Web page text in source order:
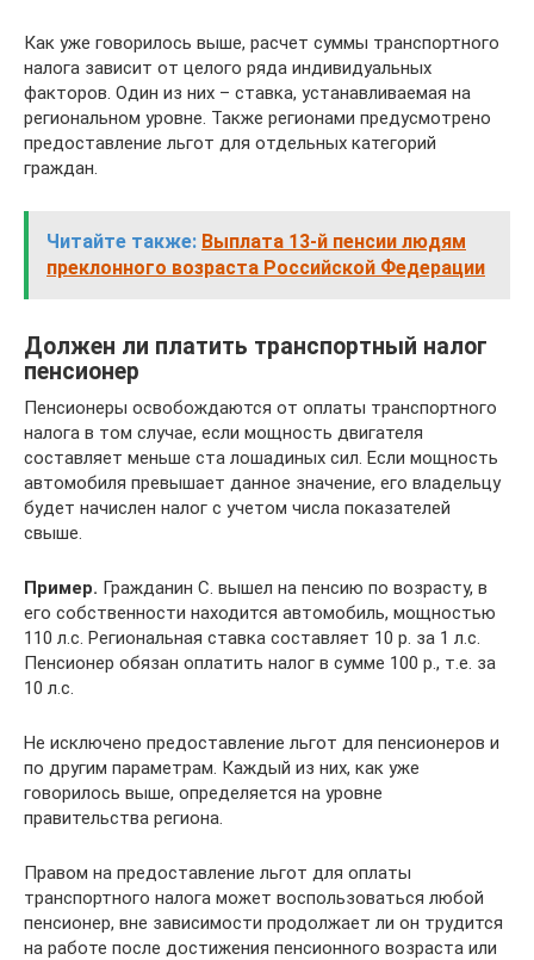
Как уже говорилось выше, расчет суммы транспортного
налога зависит от целого ряда индивидуальных
факторов. Один из них – ставка, устанавливаемая на
региональном уровне. Также регионами предусмотрено
предоставление льгот для отдельных категорий
граждан.
Читайте также: Выплата 13-й пенсии людям
преклонного возраста Российской Федерации
Должен ли платить транспортный налог
пенсионер
Пенсионеры освобождаются от оплаты транспортного
налога в том случае, если мощность двигателя
составляет меньше ста лошадиных сил. Если мощность
автомобиля превышает данное значение, его владельцу
будет начислен налог с учетом числа показателей
свыше.
Пример. Гражданин С. вышел на пенсию по возрасту, в
его собственности находится автомобиль, мощностью
110 л.с. Региональная ставка составляет 10 р. за 1 л.с.
Пенсионер обязан оплатить налог в сумме 100 р., т.е. за
10 л.с.
Не исключено предоставление льгот для пенсионеров и
по другим параметрам. Каждый из них, как уже
говорилось выше, определяется на уровне
правительства региона.
Правом на предоставление льгот для оплаты
транспортного налога может воспользоваться любой
пенсионер, вне зависимости продолжает ли он трудится
на работе после достижения пенсионного возраста или